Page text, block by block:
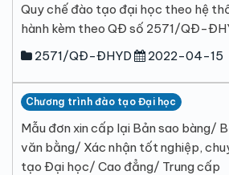
Quy chế đào tạo đại học theo hệ
hành kèm theo QĐ số 2571/QĐ-
2571/QĐ-ĐHYD
2022-04-15
Chương trình đào tạo Đại học
Mẫu đơn xin cấp lại Bản sao bàng/
văn bằng/ Xác nhận tốt nghiệp,
tạo Đại học/ Cao đẳng/ Trung cấp